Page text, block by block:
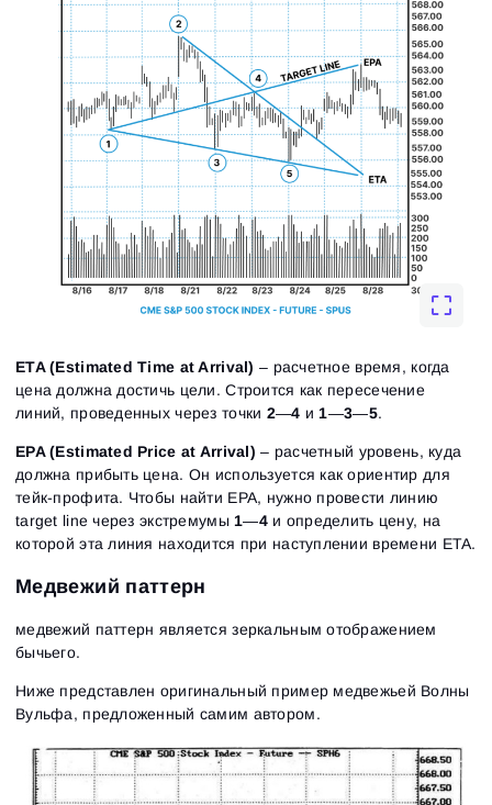
ETA (Estimated Time at Arrival) – расчетное время, когда
цена должна достичь цели. Строится как пересечение
линий, проведенных через точки 2—4 и 1—3—5.
EPA (Estimated Price at Arrival) – расчетный уровень, куда
должна прибыть цена. Он используется как ориентир для
тейк-профита. Чтобы найти EPA, нужно провести линию
target line через экстремумы 1—4и определить цену, на
которой эта линия находится при наступлении времени ETA.
Медвежий паттерн
медвежий паттерн является зеркальным отображением
бычьего.
Ниже представлен оригинальный пример медвежьей Волны
Вульфа, предложенный самим автором.